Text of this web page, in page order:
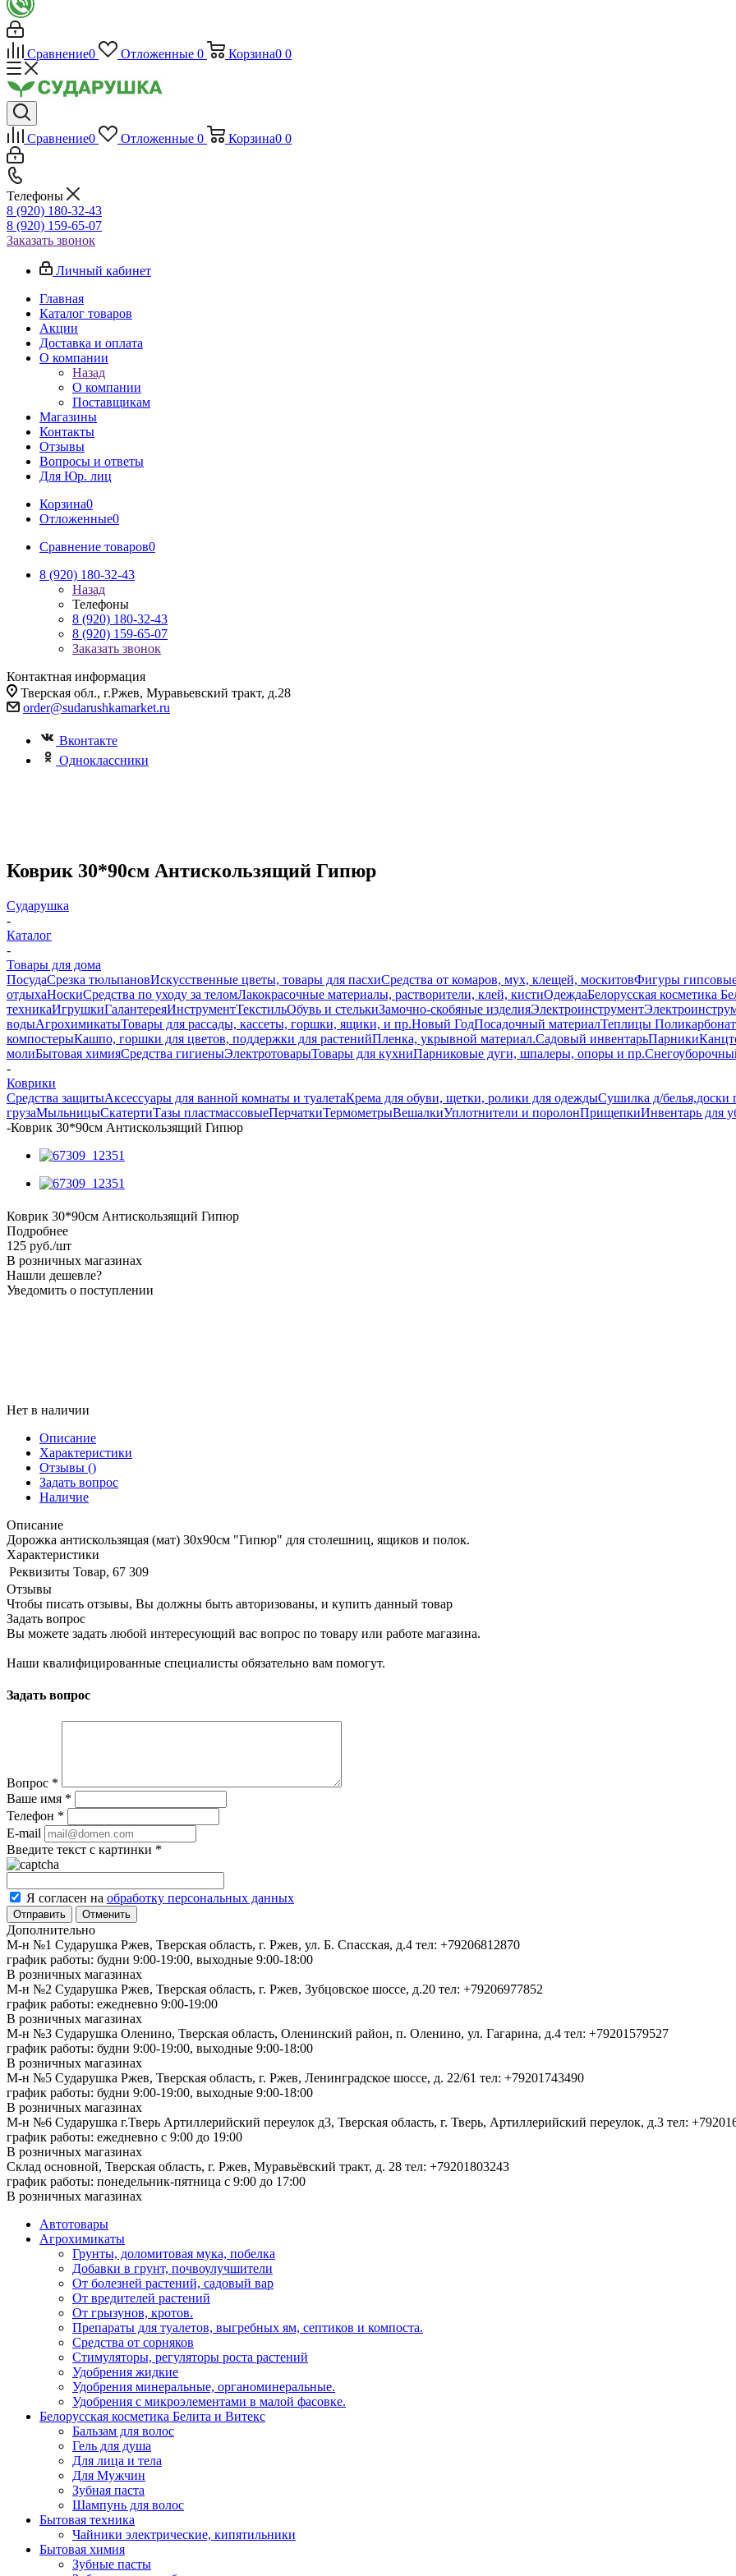
Сравнение0 Отложенные 0 Корзина0 0
Сравнение0 Отложенные 0 Корзина0 0
Телефоны
8 (920) 180-32-43
8 (920) 159-65-07
Заказать звонок
Личный кабинет
Главная
Каталог товаров
Акции
Доставка и оплата
О компании
Назад
О компании
Поставщикам
Магазины
Контакты
Отзывы
Вопросы и ответы
Для Юр. лиц
Корзина0
Отложенные0
Сравнение товаров0
8 (920) 180-32-43
Назад
Телефоны
8 (920) 180-32-43
8 (920) 159-65-07
Заказать звонок
Контактная информация
Тверская обл., г.Ржев, Муравьевский тракт, д.28
order@sudarushkamarket.ru
Вконтакте
Одноклассники
Коврик 30*90см Антискользящий Гипюр
Сударушка
-
Каталог
-
Товары для дома
ПосудаСрезка тюльпановИскусственные цветы, товары для пасхиСредства от комаров, мух, клещей, москитовФигуры
отдыхаНоскиСредства по уходу за теломЛакокрасочные материалы, растворители, клей, кистиОдеждаБелорусская косметика
техникаИгрушкиГалантереяИнструментТекстильОбувь и стелькиЗамочно-скобяные изделияЭлектроинструмент
водыАгрохимикатыТовары для рассады, кассеты, горшки, ящики, и пр.Новый ГодПосадочный материалТеплицы Поликарбонат
компостерыКашпо, горшки для цветов, поддержки для растенийПленка, укрывной материал.Садовый инвентарьПарники
молиБытовая химияСредства гигиеныЭлектротоварыТовары для кухниПарниковые дуги, шпалеры, опоры и пр.
-
Коврики
Средства защитыАксессуары для ванной комнаты и туалетаКрема для обуви, щетки, ролики для одеждыСушилка д/белья,доски
грузаМыльницыСкатертиТазы пластмассовыеПерчаткиТермометрыВешалкиУплотнители и поролонПрищепкиИнвентарь для
-Коврик 30*90см Антискользящий Гипюр
Коврик 30*90см Антискользящий Гипюр
Подробнее
125 руб./шт
В розничных магазинах
Нашли дешевле?
Уведомить о поступлении
Нет в наличии
Описание
Характеристики
Отзывы ()
Задать вопрос
Наличие
Описание
Дорожка антискользящая (мат) 30х90см "Гипюр" для столешниц, ящиков и полок.
Характеристики
Реквизиты Товар, 67 309
Отзывы
Чтобы писать отзывы, Вы должны быть авторизованы, и купить данный товар
Задать вопрос
Вы можете задать любой интересующий вас вопрос по товару или работе магазина.
Наши квалифицированные специалисты обязательно вам помогут.
Задать вопрос
Вопрос *
Ваше имя *
Телефон *
E-mail
Введите текст с картинки *
Я согласен на обработку персональных данных
Отменить
Дополнительно
М-н №1 Сударушка Ржев, Тверская область, г. Ржев, ул. Б. Спасская, д.4 тел: +79206812870
график работы: будни 9:00-19:00, выходные 9:00-18:00
В розничных магазинах
М-н №2 Cударушка Ржев, Тверская область, г. Ржев, Зубцовское шоссе, д.20 тел: +79206977852
график работы: ежедневно 9:00-19:00
В розничных магазинах
М-н №3 Сударушка Оленино, Тверская область, Оленинский район, п. Оленино, ул. Гагарина, д.4 тел: +79201579527
график работы: будни 9:00-19:00, выходные 9:00-18:00
В розничных магазинах
М-н №5 Сударушка Ржев, Тверская область, г. Ржев, Ленинградское шоссе, д. 22/61 тел: +79201743490
график работы: будни 9:00-19:00, выходные 9:00-18:00
В розничных магазинах
М-н №6 Сударушка г.Тверь Артиллерийский переулок д3, Тверская область, г. Тверь, Артиллерийский переулок, д.3 тел:
график работы: ежедневно с 9:00 до 19:00
В розничных магазинах
Склад основной, Тверская область, г. Ржев, Муравьёвский тракт, д. 28 тел: +79201803243
график работы: понедельник-пятница с 9:00 до 17:00
В розничных магазинах
Автотовары
Агрохимикаты
Грунты, доломитовая мука, побелка
Добавки в грунт, почвоулучшители
От болезней растений, садовый вар
От вредителей растений
От грызунов, кротов.
Препараты для туалетов, выгребных ям, септиков и компоста.
Средства от сорняков
Стимуляторы, регуляторы роста растений
Удобрения жидкие
Удобрения минеральные, органоминеральные.
Удобрения с микроэлементами в малой фасовке.
Белорусская косметика Белита и Витекс
Бальзам для волос
Гель для душа
Для лица и тела
Для Мужчин
Зубная паста
Шампунь для волос
Бытовая техника
Чайники электрические, кипятильники
Бытовая химия
Зубные пасты